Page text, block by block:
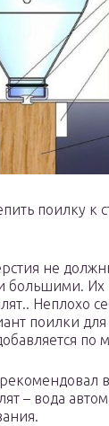
поилку к
не
большими. Их
Неплохо
поилки для
по
– вода